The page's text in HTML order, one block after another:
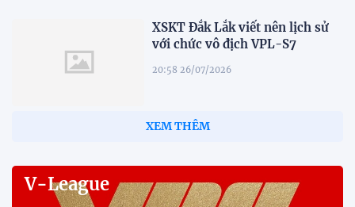
XSKT Đắk Lắk viết nên lịch sử
với chức vô địch VPL-S7
20:58 26/07/2026
XEM THÊM
V-League